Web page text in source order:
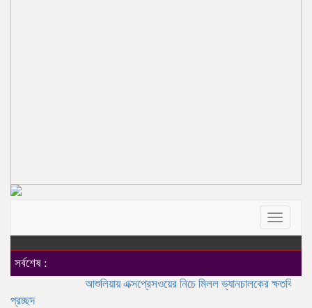
Toggle
সর্বশেষ :
আশুলিয়ায় এক্সপ্রেসওয়ের নিচে মিলল ভ্যানচালকের ক্ষতবিক্ষত মরদেহ
প্রচ্ছদ